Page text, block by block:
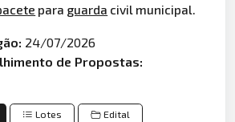
para guarda civil municipal.
24/07/2026
de Propostas:
Lotes Edital